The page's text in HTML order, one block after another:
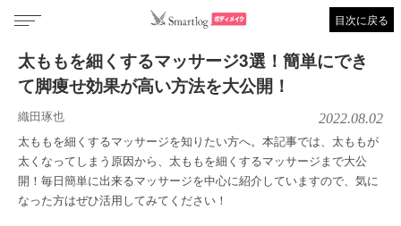
目次に戻る
太ももを細くするマッサージ3選！簡単にでき
て脚痩せ効果が高い方法を大公開！
織田琢也 2022.08.02
太ももを細くするマッサージを知りたい方へ。本記事では、太ももが
太くなってしまう原因から、太ももを細くするマッサージまで大公
開！毎日簡単に出来るマッサージを中心に紹介していますので、気に
なった方はぜひ活用してみてください！